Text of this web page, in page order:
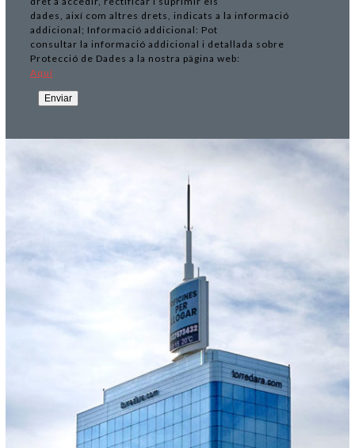
dades, així com altres drets, indicats a la informació
addicional; Informació addicional: Pot
consultar la informació addicional i detallada sobre
Protecció de Dades a la nostra pàgina web:
Aquí